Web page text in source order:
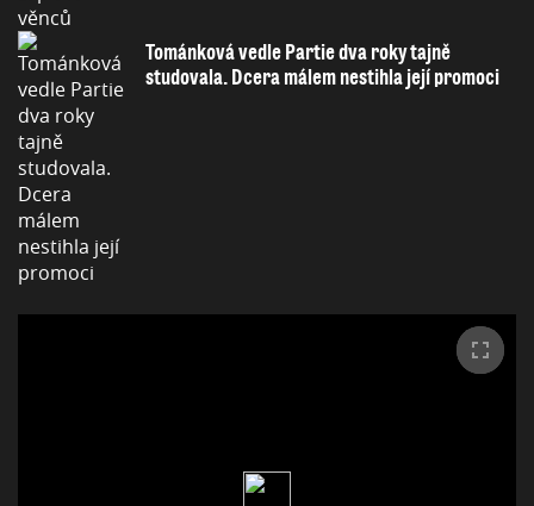
Tománková vedle Partie dva roky tajně
studovala. Dcera málem nestihla její promoci